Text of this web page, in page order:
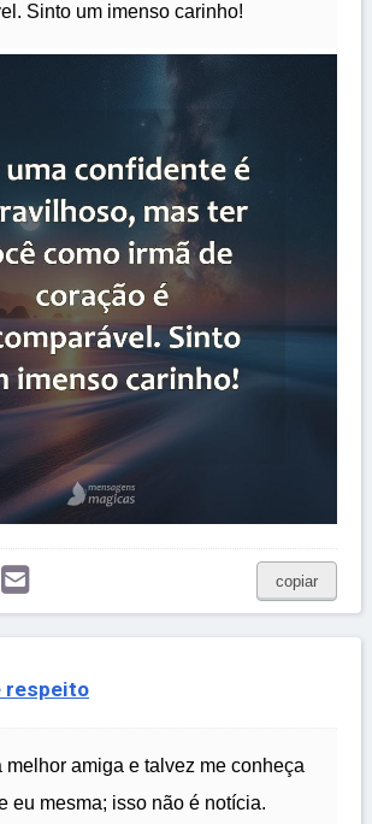
Sinto um imenso carinho!
copiar
respeito
melhor amiga e talvez me conheça
eu mesma; isso não é notícia.